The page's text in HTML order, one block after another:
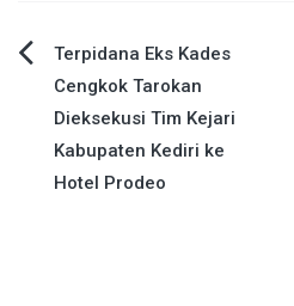
Navigasi
pos
Terpidana Eks Kades
Cengkok Tarokan
Dieksekusi Tim Kejari
Kabupaten Kediri ke
Hotel Prodeo